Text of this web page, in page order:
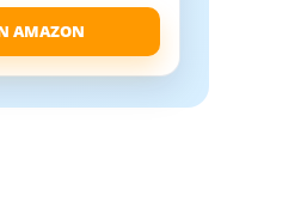
AMAZON